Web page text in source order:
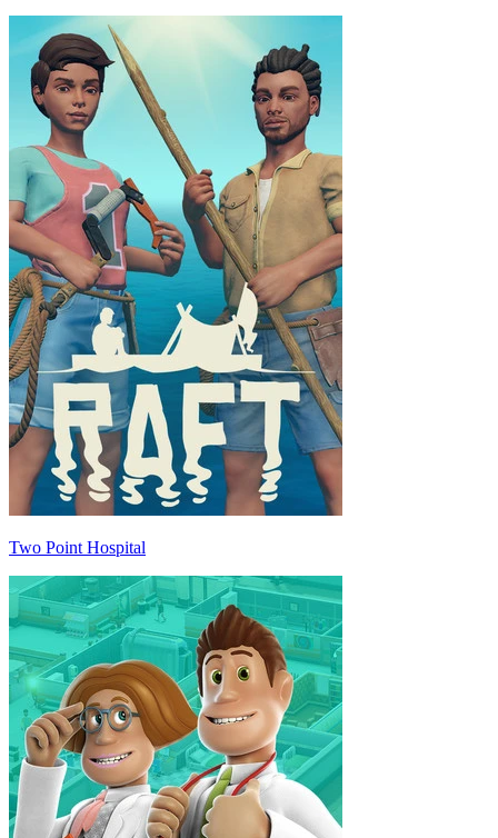
Two Point Hospital